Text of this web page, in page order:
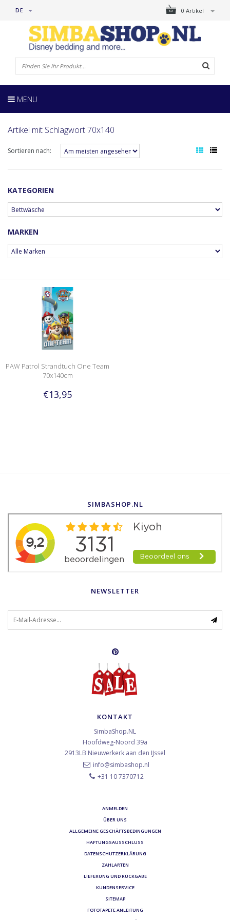
0 Artikel
DE
MENU
Artikel mit Schlagwort 70x140
Sortieren nach:
KATEGORIEN
MARKEN
PAW Patrol Strandtuch One Team
70x140cm
€13,95
SIMBASHOP.NL
NEWSLETTER
KONTAKT
SimbaShop.NL
Hoofdweg-Noord 39a
2913LB Nieuwerkerk aan den IJssel
info@simbashop.nl
+31 10 7370712
ANMELDEN
ÜBER UNS
ALLGEMEINE GESCHÄFTSBEDINGUNGEN
HAFTUNGSAUSSCHLUSS
DATENSCHUTZERKLÄRUNG
ZAHLARTEN
LIEFERUNG UND RÜCKGABE
KUNDENSERVICE
SITEMAP
FOTOTAPETE ANLEITUNG